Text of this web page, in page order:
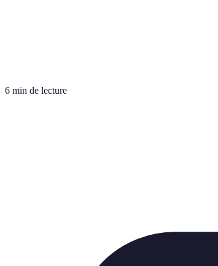
6 min de lecture